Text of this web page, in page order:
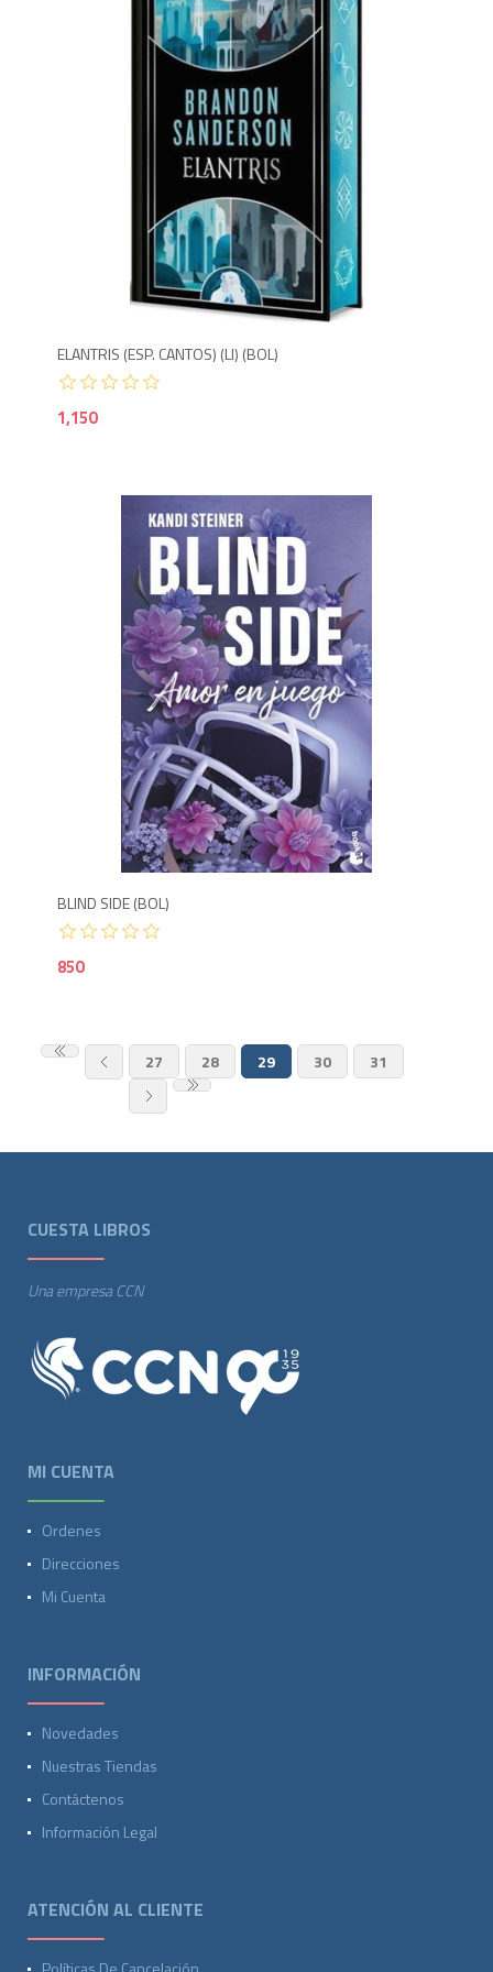
ELANTRIS (ESP. CANTOS) (LI) (BOL)
1,150
BLIND SIDE (BOL)
850
27 28 29 30 31
CUESTA LIBROS
Una empresa CCN
MI CUENTA
Ordenes
Direcciones
Mi Cuenta
INFORMACIÓN
Novedades
Nuestras Tiendas
Contáctenos
Información Legal
ATENCIÓN AL CLIENTE